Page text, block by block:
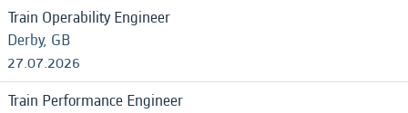
Train Operability Engineer
Derby, GB
27.07.2026
Train Performance Engineer